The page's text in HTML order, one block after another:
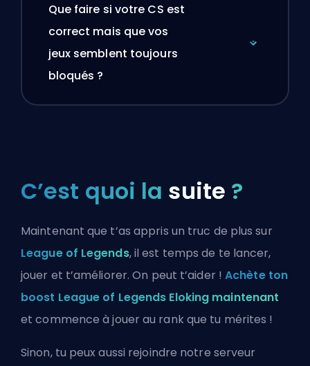
Que faire si votre CS est
correct mais que vos
jeux semblent toujours
bloqués ?
C’est quoi la suite ?
Maintenant que t’as appris un truc de plus sur
League of Legends, il est temps de te lancer,
jouer et t’améliorer. On peut t’aider !Achète ton
boost League of Legends Eloking maintenant
et commence à jouer au rank que tu mérites !
Sinon, tu peux aussi rejoindre notre serveur